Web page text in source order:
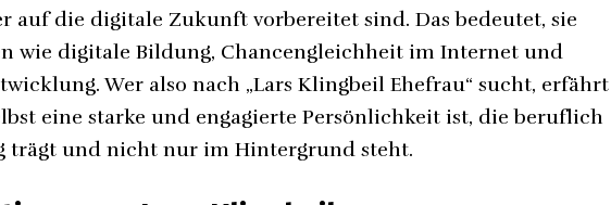
auf die digitale Zukunft vorbereitet sind. Das bedeutet, sie
wie digitale Bildung, Chancengleichheit im Internet und
Wer also nach „Lars Klingbeil Ehefrau“ sucht, erfährt
eine starke und engagierte Persönlichkeit ist, die beruflich
trägt und nicht nur im Hintergrund steht.